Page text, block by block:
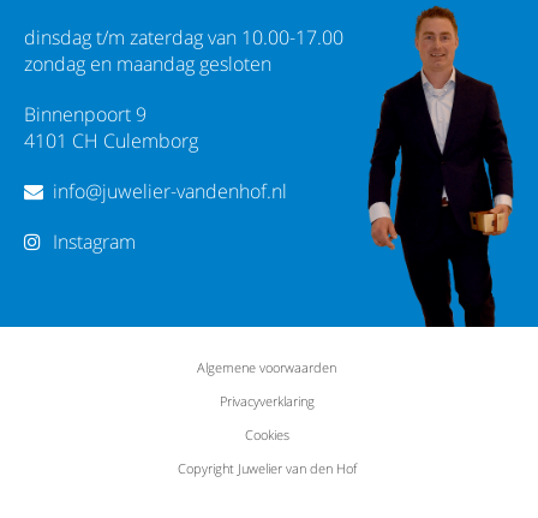
dinsdag t/m zaterdag van 10.00-17.00
zondag en maandag gesloten
Binnenpoort 9
4101 CH Culemborg
info@juwelier-vandenhof.nl
Instagram
Algemene voorwaarden
Privacyverklaring
Cookies
Copyright Juwelier van den Hof